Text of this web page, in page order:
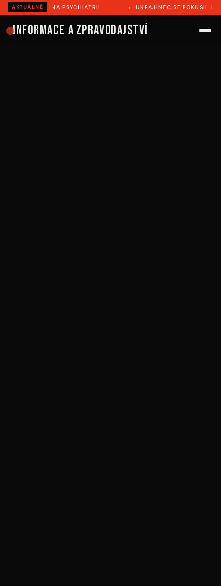
AKTUÁLNĚ
ZEMŘEL NA PSYCHIATRII UKRAJINEC SE POKUSIL
Informace a zpravodajství